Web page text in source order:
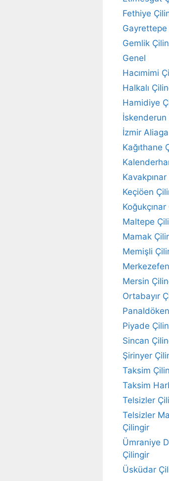
Fethiye
Gayrettepe
Gemlik
Genel
Hacımimi
Halkalı
Hamidiye
İskenderun
İzmir
Kağıthane
Keçiöen
Maltepe
Mamak
Memişli
Mersin
Ortabayır
Piyade
Sincan
Şirinyer
Taksim
Taksim
Telsizler
Telsizler
Çilingir
Ümraniye
Çilingir
Üsküdar